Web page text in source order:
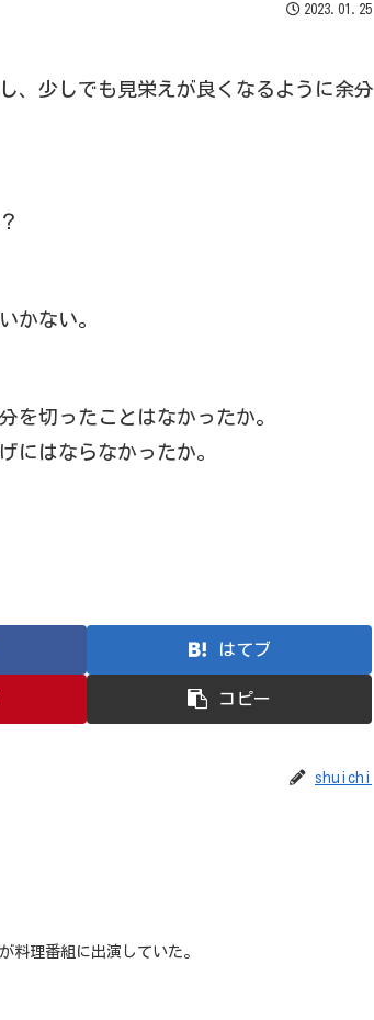
2023.01.25
、少しでも見栄えが良くなるように余分
かない。
を切ったことはなかったか。
にはならなかったか。
はてブ
コピー
shuichi
料理番組に出演していた。